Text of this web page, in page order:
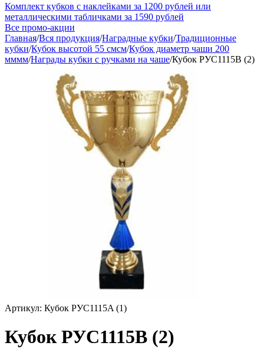
Комплект кубков с наклейками за 1200 рублей или
металлическими табличками за 1590 рублей
Все промо-акции
Главная/Вся продукция/Наградные кубки/Традиционные
кубки/Кубок высотой 55 смсм/Кубок диаметр чаши 200
мммм/Награды кубки с ручками на чаше/Кубок РУС1115B (2)
Артикул: Кубок РУС1115A (1)
Кубок РУС1115B (2)